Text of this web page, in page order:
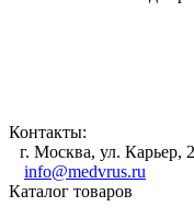
Контакты:
г. Москва, ул. Карьер,
info@medvrus.ru
Каталог товаров